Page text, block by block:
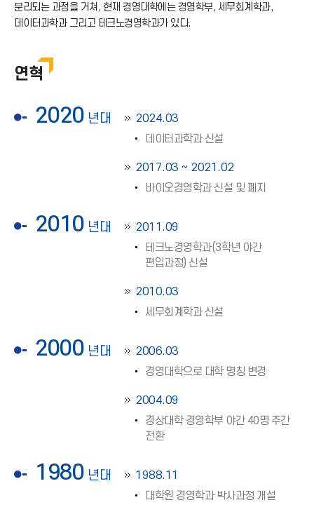
분리되는 과정을 거쳐, 현재 경영대학에는 경영학부, 세무회계학과,
데이터과학과 그리고 테크노경영학과가 있다.
연혁
2020 년대
2024.03
데이터과학과 신설
2017.03 ~ 2021.02
바이오경영학과 신설 및 폐지
2010 년대
2011.09
테크노경영학과(3학년 야간
편입과정) 신설
2010.03
세무회계학과 신설
2000 년대
2006.03
경영대학으로 대학 명칭 변경
2004.09
경상대학 경영학부 야간 40명 주간
전환
1980 년대
1988.11
대학원 경영학과 박사과정 개설